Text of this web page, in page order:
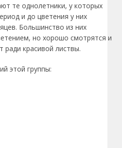
те однолетники, у которых
и до цветения у них
Большинство из них
но хорошо смотрятся и
красивой листвы.
этой группы: